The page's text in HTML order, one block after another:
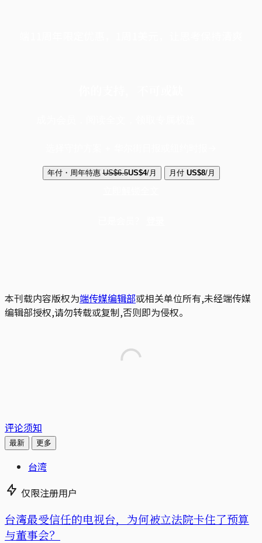
年付・周年特惠 US$6.5US$4/月 月付 US$8/月
本刊载内容版权为端传媒编辑部或相关单位所有,未经端传媒
编辑部授权,请勿转载或复制,否则即为侵权。
评论须知
最新 更多
台湾
仅限注册用户
台湾最受信任的电视台，为何被立法院卡住了预算
与董事会？